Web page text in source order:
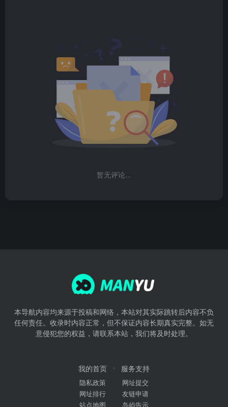
暂无评论...
本导航内容均来源于投稿和网络，本站对其实际跳转后内容不负
任何责任。收录时内容正常，但不保证内容长期真实完整。如无
意侵犯您的权益，请联系本站，我们将及时处理。
我的首页
隐私政策
网址排行
站点地图
服务支持
网址提交
友链申请
岛屿告示